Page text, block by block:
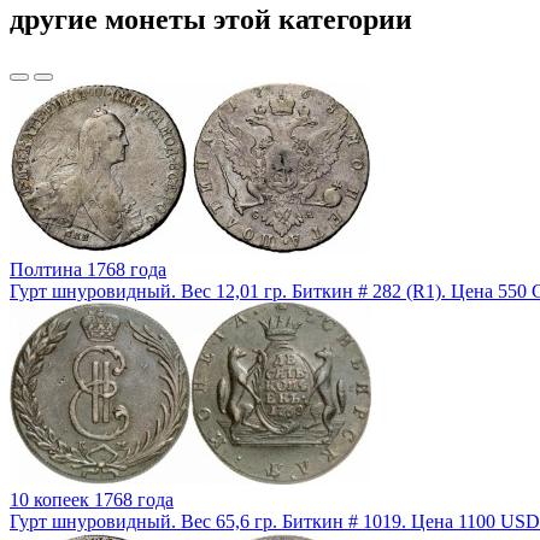
другие монеты этой категории
Полтина 1768 года
Гурт шнуровидный. Вес 12,01 гр. Биткин # 282 (R1). Цена 550
10 копеек 1768 года
Гурт шнуровидный. Вес 65,6 гр. Биткин # 1019. Цена 1100